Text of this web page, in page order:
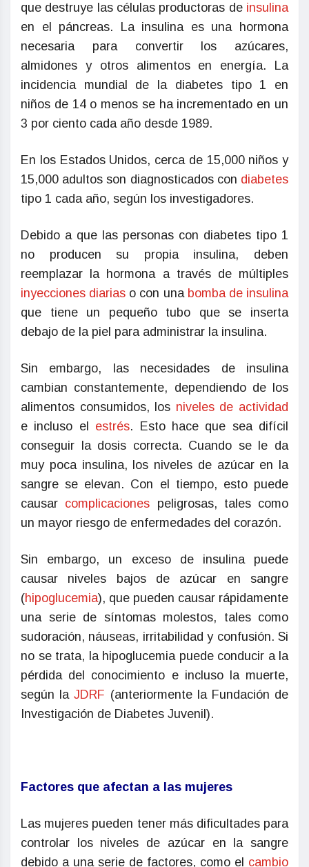
que destruye las células productoras de insulina
en el páncreas. La insulina es una hormona
necesaria para convertir los azúcares,
almidones y otros alimentos en energía. La
incidencia mundial de la diabetes tipo 1 en
niños de 14 o menos se ha incrementado en un
3 por ciento cada año desde 1989.
En los Estados Unidos, cerca de 15,000 niños y
15,000 adultos son diagnosticados con diabetes
tipo 1 cada año, según los investigadores.
Debido a que las personas con diabetes tipo 1
no producen su propia insulina, deben
reemplazar la hormona a través de múltiples
inyecciones diarias o con una bomba de insulina
que tiene un pequeño tubo que se inserta
debajo de la piel para administrar la insulina.
Sin embargo, las necesidades de insulina
cambian constantemente, dependiendo de los
alimentos consumidos, los niveles de actividad
e incluso el estrés. Esto hace que sea difícil
conseguir la dosis correcta. Cuando se le da
muy poca insulina, los niveles de azúcar en la
sangre se elevan. Con el tiempo, esto puede
causar complicaciones peligrosas, tales como
un mayor riesgo de enfermedades del corazón.
Sin embargo, un exceso de insulina puede
causar niveles bajos de azúcar en sangre
(hipoglucemia), que pueden causar rápidamente
una serie de síntomas molestos, tales como
sudoración, náuseas, irritabilidad y confusión. Si
no se trata, la hipoglucemia puede conducir a la
pérdida del conocimiento e incluso la muerte,
según laJDRF (anteriormente la Fundación de
Investigación de Diabetes Juvenil).
Factores que afectan a las mujeres
Las mujeres pueden tener más dificultades para
controlar los niveles de azúcar en la sangre
debido a una serie de factores, como el cambio